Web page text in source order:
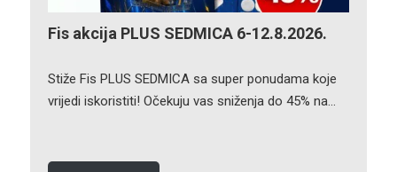
Fis akcija PLUS SEDMICA 6-12.8.2026.
Stiže Fis PLUS SEDMICA sa super ponudama koje
vrijedi iskoristiti! Očekuju vas sniženja do 45% na…